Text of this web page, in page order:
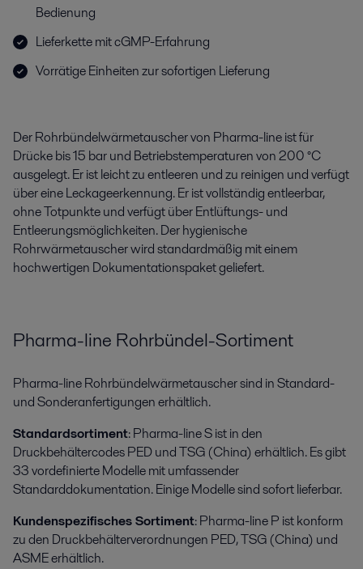
Bedienung
Lieferkette mit cGMP-Erfahrung
Vorrätige Einheiten zur sofortigen Lieferung
Der Rohrbündelwärmetauscher von Pharma-line ist für
Drücke bis 15 bar und Betriebstemperaturen von 200 °C
ausgelegt. Er ist leicht zu entleeren und zu reinigen und verfügt
über eine Leckageerkennung. Er ist vollständig entleerbar,
ohne Totpunkte und verfügt über Entlüftungs- und
Entleerungsmöglichkeiten. Der hygienische
Rohrwärmetauscher wird standardmäßig mit einem
hochwertigen Dokumentationspaket geliefert.
Pharma-line Rohrbündel-Sortiment
Pharma-line Rohrbündelwärmetauscher sind in Standard-
und Sonderanfertigungen erhältlich.
Standardsortiment: Pharma-line S ist in den
Druckbehältercodes PED und TSG (China) erhältlich. Es gibt
33 vordefinierte Modelle mit umfassender
Standarddokumentation. Einige Modelle sind sofort lieferbar.
Kundenspezifisches Sortiment: Pharma-line P ist konform
zu den Druckbehälterverordnungen PED, TSG (China) und
ASME erhältlich.